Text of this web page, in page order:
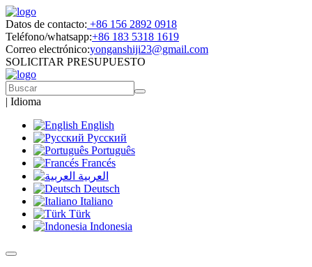
Datos de contacto: +86 156 2892 0918
Teléfono/whatsapp:+86 183 5318 1619
Correo electrónico:yonganshiji23@gmail.com
SOLICITAR PRESUPUESTO
| Idioma
English
Русский
Português
Francés
العربية
Deutsch
Italiano
Türk
Indonesia